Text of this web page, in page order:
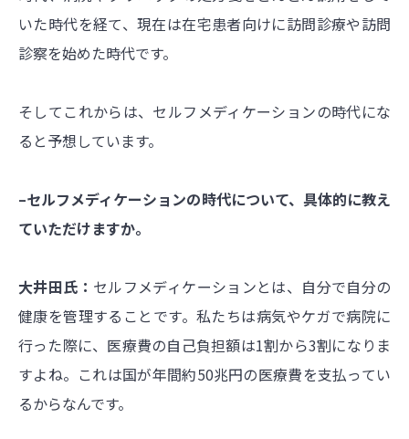
いた時代を経て、現在は在宅患者向けに訪問診療や訪問
診察を始めた時代です。
そしてこれからは、セルフメディケーションの時代にな
ると予想しています。
–セルフメディケーションの時代について、具体的に教え
ていただけますか。
大井田氏： セルフメディケーションとは、自分で自分の
健康を管理することです。私たちは病気やケガで病院に
行った際に、医療費の自己負担額は1割から3割になりま
すよね。これは国が年間約50兆円の医療費を支払ってい
るからなんです。